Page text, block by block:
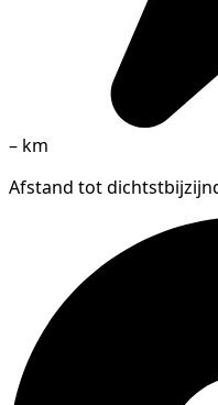
– km
Afstand tot